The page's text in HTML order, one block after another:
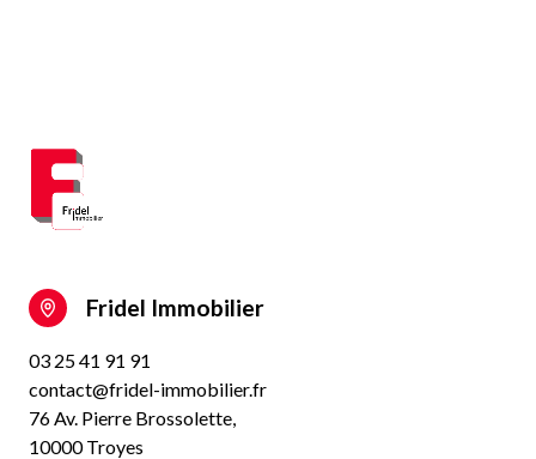
Fridel Immobilier
03 25 41 91 91
contact@fridel-immobilier.fr
76 Av. Pierre Brossolette,
10000 Troyes